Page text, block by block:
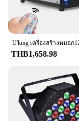
**Tailored for
Recognizing
entertainment
for wholesale
choice for
and
sale, ensuring
that not only
Whether you're
performances
your clients,
THB1,658.98